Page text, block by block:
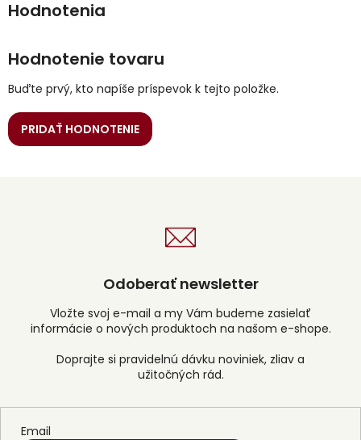
Hodnotenie tovaru
Buďte prvý, kto napíše príspevok k tejto položke.
PRIDAŤ HODNOTENIE
Odoberať newsletter
Vložte svoj e-mail a my Vám budeme zasielať
informácie o nových produktoch na našom e-shope.
Email